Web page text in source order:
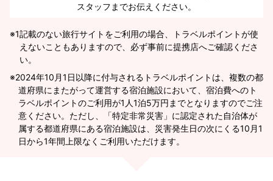
スタッフまでお伝えください。
※1記載のない旅行サイトをご利用の場合、トラベルポイントが使
えないこともありますので、必ず事前に提携店へご確認くださ
い。
2024年10月1日以降に付与されるトラベルポイントは、複数の都
道府県にまたがって運営する宿泊施設において、宿泊費へのト
ラベルポイントのご利用が1人1泊5万円までとなりますのでご注
意ください。ただし、「特定非常災害」に認定された自治体が
属する都道府県にある宿泊施設は、災害発生日の次にくる10月1
日から1年間上限なくご利用いただけます。